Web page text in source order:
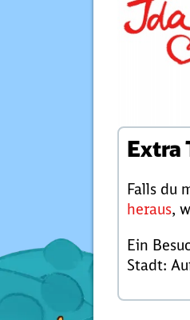
Extra
Falls du
heraus,
Ein
Stadt: